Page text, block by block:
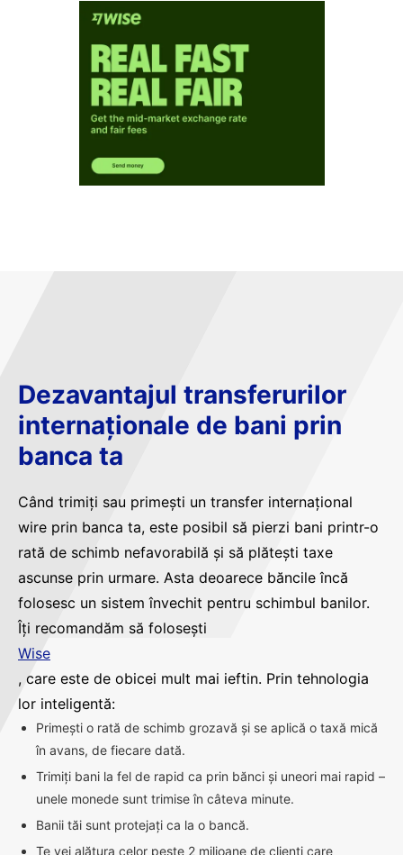
Dezavantajul transferurilor
internaționale de bani prin
banca ta
Când trimiți sau primești un transfer internațional
wire prin banca ta, este posibil să pierzi bani printr-o
rată de schimb nefavorabilă și să plătești taxe
ascunse prin urmare. Asta deoarece băncile încă
folosesc un sistem învechit pentru schimbul banilor.
Îți recomandăm să folosești
Wise
, care este de obicei mult mai ieftin. Prin tehnologia
lor inteligentă:
Primești o rată de schimb grozavă și se aplică o taxă mică
în avans, de fiecare dată.
Trimiți bani la fel de rapid ca prin bănci și uneori mai rapid –
unele monede sunt trimise în câteva minute.
Banii tăi sunt protejați ca la o bancă.
Te vei alătura celor peste 2 milioane de clienți care